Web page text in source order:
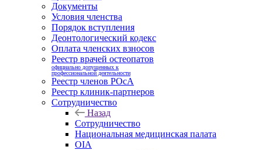
Документы
Условия членства
Порядок вступления
Деонтологический кодекс
Оплата членских взносов
Реестр врачей остеопатов
официально допущенных к
профессиональной деятельности
Реестр членов РОсА
Реестр клиник-партнеров
Сотрудничество
Назад
Сотрудничество
Национальная медицинская палата
OIA